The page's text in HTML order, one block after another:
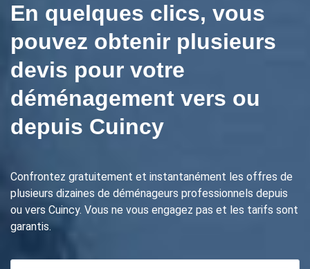
En quelques clics, vous
pouvez obtenir plusieurs
devis pour votre
déménagement vers ou
depuis Cuincy
Confrontez gratuitement et instantanément les offres de
plusieurs dizaines de déménageurs professionnels depuis
ou vers Cuincy. Vous ne vous engagez pas et les tarifs sont
garantis.